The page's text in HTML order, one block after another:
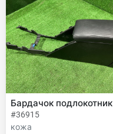
Бардачок подлокотник
#36915
кожа